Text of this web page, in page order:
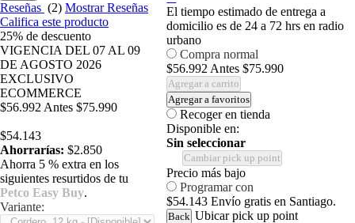
Reseñas (2) Mostrar Reseñas
Califica este producto
25% de descuento
VIGENCIA DEL 07 AL 09
DE AGOSTO 2026
EXCLUSIVO
ECOMMERCE
$56.992 Antes $75.990
$54.143
Ahorrarías: $2.850
Ahorra 5 % extra en los
siguientes resurtidos de tu
Petco Easy Buy.
Variante:
El tiempo estimado de entrega a
domicilio es de 24 a 72 hrs en radio
urbano
Compra normal
$56.992 Antes$75.990
Agregar a carrito
Agregar a favoritos
Recoger en tienda
Disponible en:
Sin seleccionar
Cambiar pick up point
Precio más bajo
Programar con
$54.143Envío gratis en Santiago.
Back Ubicar pick up point